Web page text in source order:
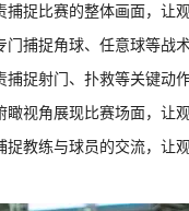
捉比赛的整体画面，让
捕捉角球、任意球等战
捉射门、扑救等关键动
视角展现比赛场面，让
教练与球员的交流，让